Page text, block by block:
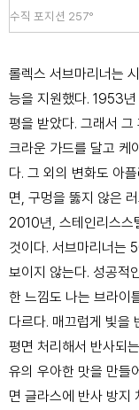
수직 포지션 257°
롤렉스 서브마리너는
능을 지원했다. 1953
평을 받았다. 그래서
크라운 가드를 달고 케
다. 그 외의 변화도 아
면, 구멍을 뚫지 않은
2010년, 스테인리스스
것이다. 서브마리너는
보이지 않는다. 성공적
한 느낌도 나는 브라이
다르다. 매끄럽게 빛을
평면 처리해서 반사되
유의 우아한 맛을 만들
면 글라스에 반사 방지